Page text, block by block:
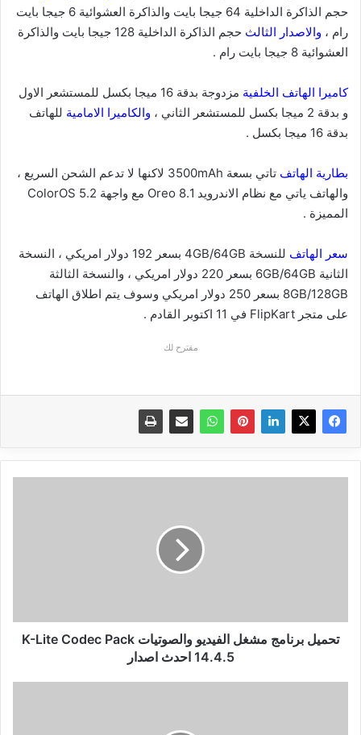
حجم الذاكرة الداخلية 64 جيجا بايت والذاكرة العشوائية 6 جيجا بايت
رام ، والاصدار الثالث
حجم الذاكرة الداخلية 128 جيجا بايت والذاكرة
العشوائية 8 جيجا بايت رام .
كاميرا الهاتف الخلفية
مزدوجة بدقة 16 ميجا بكسل للمستشعر الاول
و بدقة 2 ميجا بكسل للمستشعر الثاني ،
والكاميرا الامامية للهاتف
بدقة 16 ميجا بكسل .
بطارية الهاتف
تاتي بسعة 3500mAh لاكنها لا تدعم الشحن السريع ،
والهاتف ياتي مع نظام الاندرويد 8.1 Oreo مع واجهة ColorOS 5.2
المميزة .
سعر الهاتف
للنسخة 4GB/64GB بسعر 192 دولار امريكي ، النسخة
الثانية 6GB/64GB بسعر 220 دولار امريكي ، والنسخة الثالثة
8GB/128GB بسعر 250 دولار امريكي وسوف يتم اطلاق الهاتف
على متجر FlipKart في 11 اكتوبر القادم .
مقترح لك
Pack
14.4.5
تحميل برنامج مشغل الفيديو والصوتيات K-Lite Codec Pack
14.4.5 احدث اصدار